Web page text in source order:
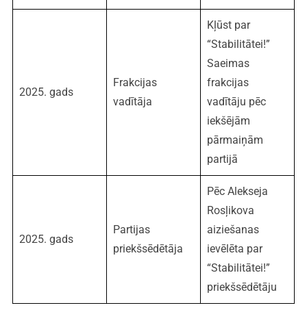
2025. gads
Frakcijas
vadītāja
Kļūst par
“Stabilitātei!”
Saeimas
frakcijas
vadītāju pēc
iekšējām
pārmaiņām
partijā
2025. gads
Partijas
priekšsēdētāja
Pēc Alekseja
Rosļikova
aiziešanas
ievēlēta par
“Stabilitātei!”
priekšsēdētāju